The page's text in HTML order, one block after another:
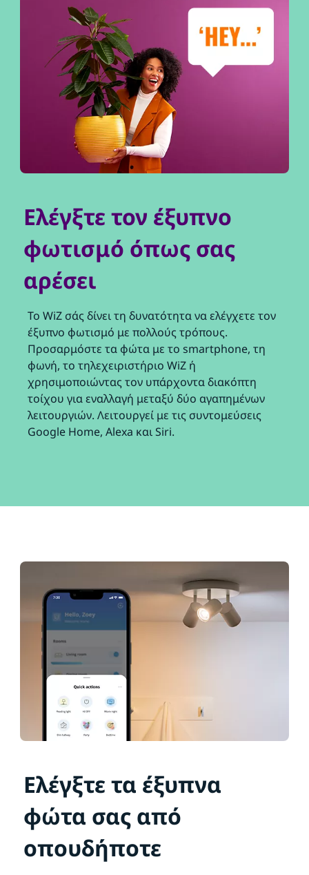
Ελέγξτε τον έξυπνο
φωτισμό όπως σας
αρέσει
Το WiZ σάς δίνει τη δυνατότητα να ελέγχετε τον
έξυπνο φωτισμό με πολλούς τρόπους.
Προσαρμόστε τα φώτα με το smartphone, τη
φωνή, το τηλεχειριστήριο WiZ ή
χρησιμοποιώντας τον υπάρχοντα διακόπτη
τοίχου για εναλλαγή μεταξύ δύο αγαπημένων
λειτουργιών. Λειτουργεί με τις συντομεύσεις
Google Home, Alexa και Siri.
Ελέγξτε τα έξυπνα
φώτα σας από
οπουδήποτε